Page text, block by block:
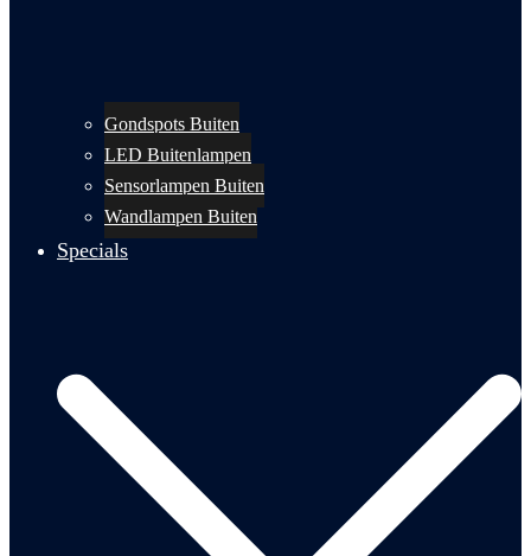
Gondspots Buiten
LED Buitenlampen
Sensorlampen Buiten
Wandlampen Buiten
Specials